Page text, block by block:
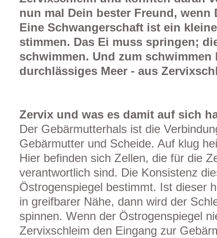
nun mal Dein bester Freund, wenn
Eine Schwangerschaft ist ein
stimmen. Das Ei muss springen;
schwimmen. Und zum schwimmen
durchlässiges Meer - aus
Zervix und was es damit auf sich
Der Gebärmutterhals ist die
Gebärmutter und Scheide. Auf klug
Hier befinden sich Zellen, die für die
verantwortlich sind. Die Konsistenz
Östrogenspiegel bestimmt. Ist dieser
in greifbarer Nähe, dann wird der
spinnen. Wenn der Östrogenspiegel
Zervixschleim den Eingang zur